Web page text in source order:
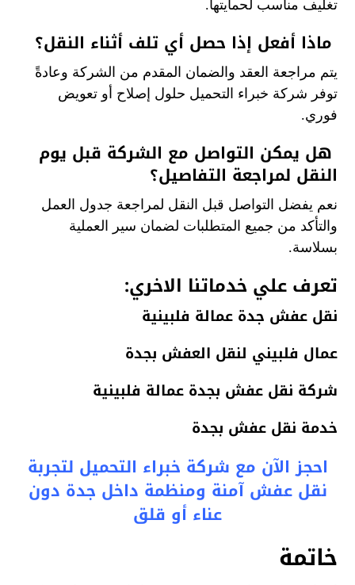
تغليف مناسب لحمايتها.
ماذا أفعل إذا حصل أي تلف أثناء النقل؟
يتم مراجعة العقد والضمان المقدم من الشركة وعادةً
توفر شركة خبراء التحميل حلول إصلاح أو تعويض
فوري.
هل يمكن التواصل مع الشركة قبل يوم
النقل لمراجعة التفاصيل؟
نعم يفضل التواصل قبل النقل لمراجعة جدول العمل
والتأكد من جميع المتطلبات لضمان سير العملية
بسلاسة.
تعرف علي خدماتنا الاخري:
نقل عفش جدة عمالة فلبينية
عمال فلبيني لنقل العفش بجدة
شركة نقل عفش بجدة عمالة فلبينية
خدمة نقل عفش بجدة
احجز الآن مع شركة خبراء التحميل لتجربة
نقل عفش آمنة ومنظمة داخل جدة دون
عناء أو قلق
خاتمة